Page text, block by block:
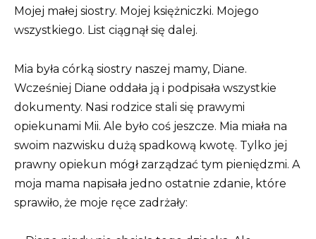
Mojej małej siostry. Mojej księżniczki. Mojego
wszystkiego. List ciągnął się dalej.
Mia była córką siostry naszej mamy, Diane.
Wcześniej Diane oddała ją i podpisała wszystkie
dokumenty. Nasi rodzice stali się prawymi
opiekunami Mii. Ale było coś jeszcze. Mia miała na
swoim nazwisku dużą spadkową kwotę. Tylko jej
prawny opiekun mógł zarządzać tym pieniędzmi. A
moja mama napisała jedno ostatnie zdanie, które
sprawiło, że moje ręce zadrżały: